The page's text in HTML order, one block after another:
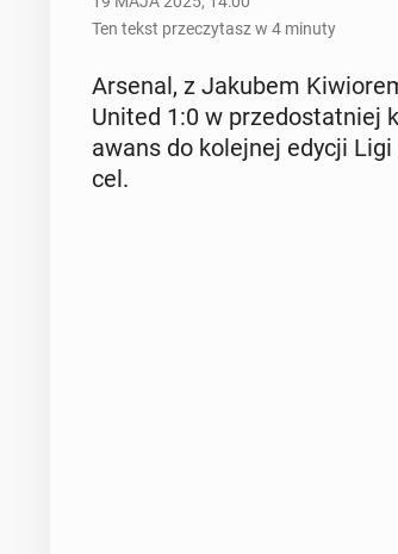
Ten tekst przeczytasz w 4 minuty
Arsenal, z Jakubem
United 1:0 w przed­ostat­niej
awans do ko­lej­nej edycji
cel.